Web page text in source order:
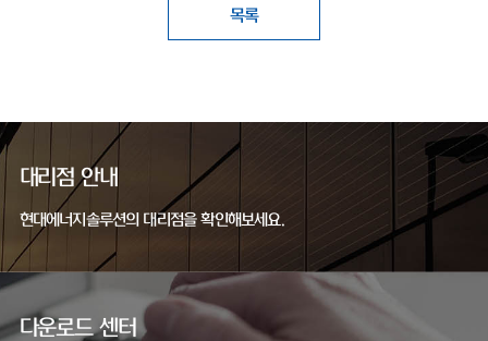
목록
대리점 안내
현대에너지솔루션의 대리점을 확인해보세요.
다운로드 센터